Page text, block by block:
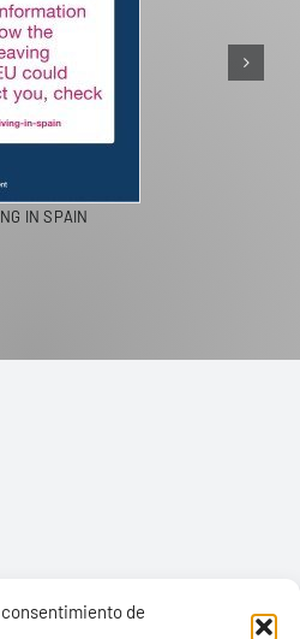
de
IN SPAIN